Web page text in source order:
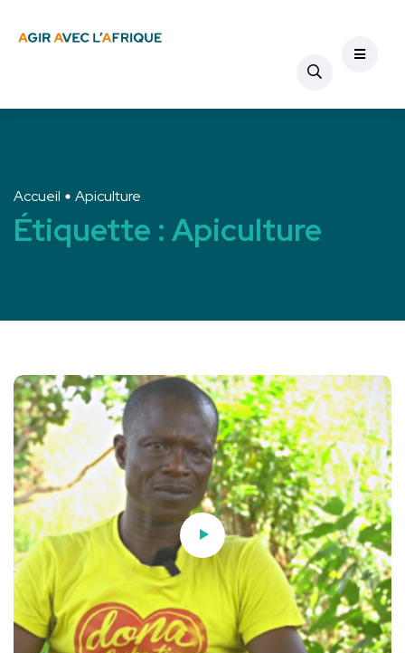
Accueil Apiculture
Étiquette : Apiculture